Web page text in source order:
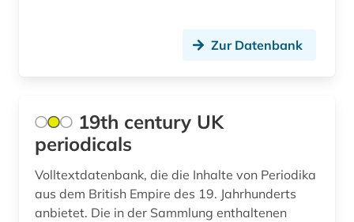
ausbildungsförderung (1)
ausland (3)
auslandsaufenthalt (1)
ausleihe (1)
Zur Datenbank
19th century UK
periodicals
Volltextdatenbank, die die Inhalte von Periodika
aus dem British Empire des 19. Jahrhunderts
anbietet. Die in der Sammlung enthaltenen